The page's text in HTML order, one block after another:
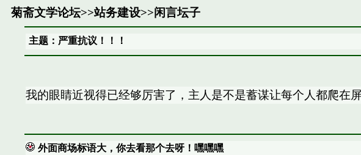
菊斋文学论坛>>站务建设>>闲言坛子
主题：严重抗议！！！
我的眼睛近视得已经够厉害了，主人是不是蓄谋让每个人都爬在
外面商场标语大，你去看那个去呀！嘿嘿嘿